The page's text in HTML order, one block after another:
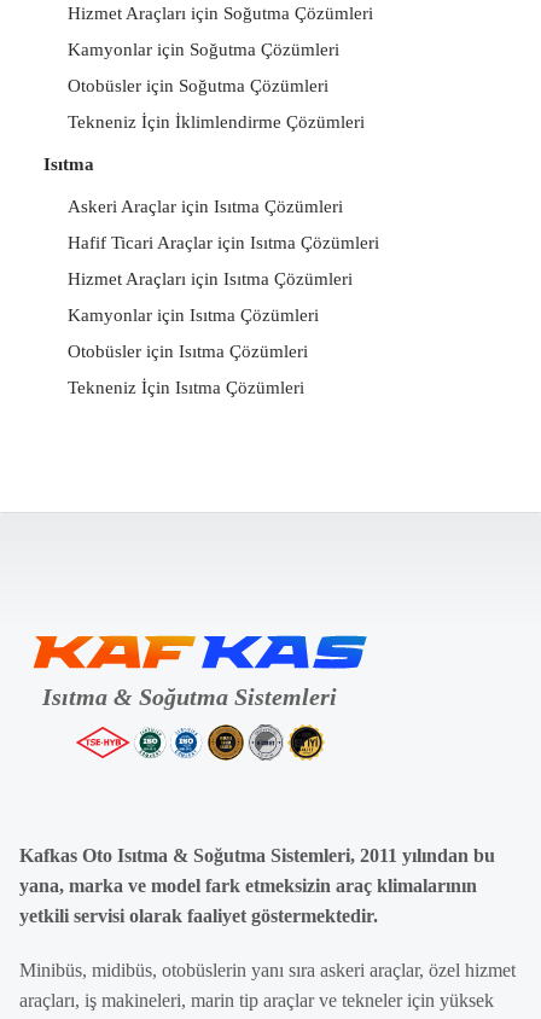
Hizmet Araçları için Soğutma Çözümleri
Kamyonlar için Soğutma Çözümleri
Otobüsler için Soğutma Çözümleri
Tekneniz İçin İklimlendirme Çözümleri
Isıtma
Askeri Araçlar için Isıtma Çözümleri
Hafif Ticari Araçlar için Isıtma Çözümleri
Hizmet Araçları için Isıtma Çözümleri
Kamyonlar için Isıtma Çözümleri
Otobüsler için Isıtma Çözümleri
Tekneniz İçin Isıtma Çözümleri
Kafkas Oto Isıtma & Soğutma Sistemleri, 2011 yılından bu
yana, marka ve model fark etmeksizin araç klimalarının
yetkili servisi olarak faaliyet göstermektedir.
Minibüs, midibüs, otobüslerin yanı sıra askeri araçlar, özel hizmet
araçları, iş makineleri, marin tip araçlar ve tekneler için yüksek